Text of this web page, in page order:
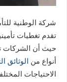
شركة الوطنية
تقدم تغطيات
حيث أن الشركات
أنواع من الوثائق
الاحتياجات